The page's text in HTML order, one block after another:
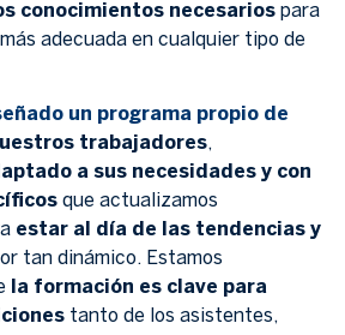
conocimientos necesarios para
adecuada en cualquier tipo de
un programa propio de
trabajadores,
a sus necesidades y con
que actualizamos
estar al día de las tendencias y
tan dinámico. Estamos
la formación es clave para
tanto de los asistentes,